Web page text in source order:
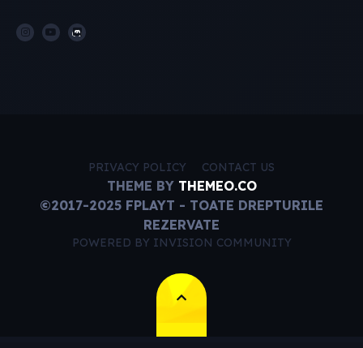
PRIVACY POLICY CONTACT US
THEME BY THEMEO.CO
©2017-2025 FPLAYT - TOATE DREPTURILE
REZERVATE
POWERED BY INVISION COMMUNITY